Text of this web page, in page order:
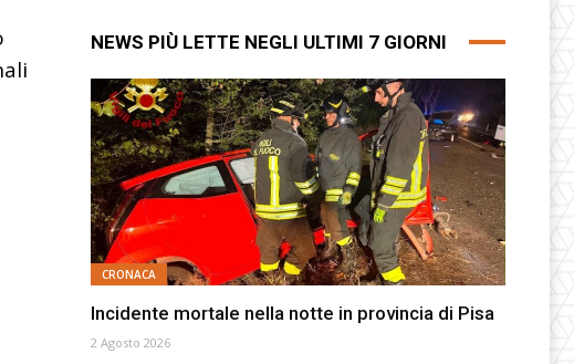
NEWS PIÙ LETTE NEGLI ULTIMI 7 GIORNI
CRONACA
Incidente mortale nella notte in provincia di Pisa
2 Agosto 2026